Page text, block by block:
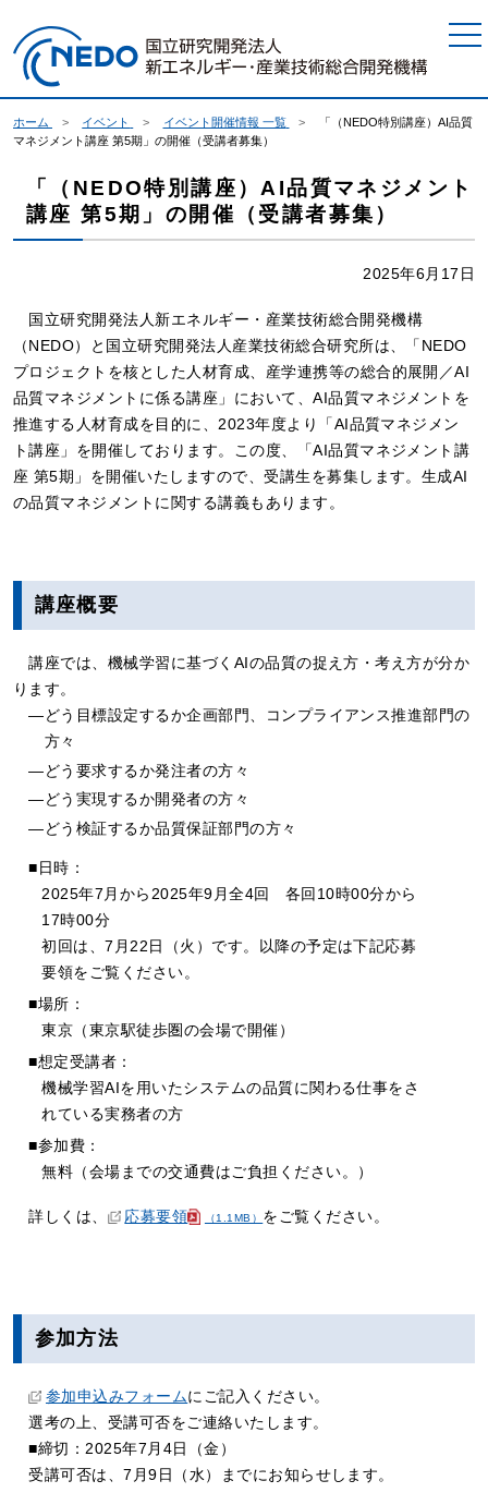
ホーム イベント イベント開催情報 一覧
「（NEDO特別講座）AI品質
マネジメント講座 第5期」の開催（受講者募集）
「（NEDO特別講座）AI品質マネジメント
講座 第5期」の開催（受講者募集）
2025年6月17日
国立研究開発法人新エネルギー・産業技術総合開発機構
（NEDO）と国立研究開発法人産業技術総合研究所は、「NEDO
プロジェクトを核とした人材育成、産学連携等の総合的展開／AI
品質マネジメントに係る講座」において、AI品質マネジメントを
推進する人材育成を目的に、2023年度より「AI品質マネジメン
ト講座」を開催しております。この度、「AI品質マネジメント講
座 第5期」を開催いたしますので、受講生を募集します。生成AI
の品質マネジメントに関する講義もあります。
講座概要
講座では、機械学習に基づくAIの品質の捉え方・考え方が分か
ります。
―どう目標設定するか企画部門、コンプライアンス推進部門の
方々
―どう要求するか発注者の方々
―どう実現するか開発者の方々
―どう検証するか品質保証部門の方々
■日時：
2025年7月から2025年9月全4回
各回10時00分から
17時00分
初回は、7月22日（火）です。以降の予定は下記応募
要領をご覧ください。
■場所：
東京（東京駅徒歩圏の会場で開催）
■想定受講者：
機械学習AIを用いたシステムの品質に関わる仕事をさ
れている実務者の方
■参加費：
無料（会場までの交通費はご負担ください。）
詳しくは、 応募要領 （1.1MB） をご覧ください。
参加方法
参加申込みフォームにご記入ください。
選考の上、受講可否をご連絡いたします。
■締切：2025年7月4日（金）
受講可否は、7月9日（水）までにお知らせします。